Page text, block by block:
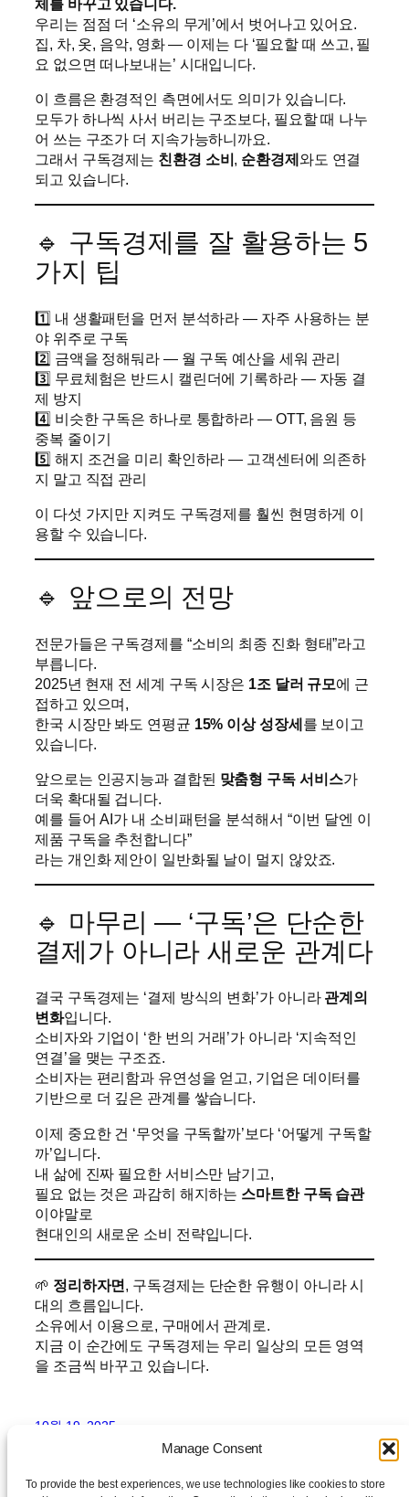
Manage Consent
To provide the best experiences, we use technologies like cookies to store
체를 바꾸고 있습니다.
우리는 점점 더 ‘소유의 무게’에서 벗어나고 있어요.
집, 차, 옷, 음악, 영화 — 이제는 다 ‘필요할 때 쓰고, 필
요 없으면 떠나보내는’ 시대입니다.
이 흐름은 환경적인 측면에서도 의미가 있습니다.
모두가 하나씩 사서 버리는 구조보다, 필요할 때 나누
어 쓰는 구조가 더 지속가능하니까요.
그래서 구독경제는 친환경 소비, 순환경제와도 연결
되고 있습니다.
🔹 구독경제를 잘 활용하는 5
가지 팁
1️⃣ 내 생활패턴을 먼저 분석하라 — 자주 사용하는 분
야 위주로 구독
2️⃣ 금액을 정해둬라 — 월 구독 예산을 세워 관리
3️⃣ 무료체험은 반드시 캘린더에 기록하라 — 자동 결
제 방지
4️⃣ 비슷한 구독은 하나로 통합하라 — OTT, 음원 등
중복 줄이기
5️⃣ 해지 조건을 미리 확인하라 — 고객센터에 의존하
지 말고 직접 관리
이 다섯 가지만 지켜도 구독경제를 훨씬 현명하게 이
용할 수 있습니다.
🔹 앞으로의 전망
전문가들은 구독경제를 “소비의 최종 진화 형태”라고
부릅니다.
2025년 현재 전 세계 구독 시장은 1조 달러 규모에 근
접하고 있으며,
한국 시장만 봐도 연평균 15% 이상 성장세를 보이고
있습니다.
앞으로는 인공지능과 결합된 맞춤형 구독 서비스가
더욱 확대될 겁니다.
예를 들어 AI가 내 소비패턴을 분석해서 “이번 달엔 이
제품 구독을 추천합니다”
라는 개인화 제안이 일반화될 날이 멀지 않았죠.
🔹 마무리 — ‘구독’은 단순한
결제가 아니라 새로운 관계다
결국 구독경제는 ‘결제 방식의 변화’가 아니라 관계의
변화입니다.
소비자와 기업이 ‘한 번의 거래’가 아니라 ‘지속적인
연결’을 맺는 구조죠.
소비자는 편리함과 유연성을 얻고, 기업은 데이터를
기반으로 더 깊은 관계를 쌓습니다.
이제 중요한 건 ‘무엇을 구독할까’보다 ‘어떻게 구독할
까’입니다.
내 삶에 진짜 필요한 서비스만 남기고,
필요 없는 것은 과감히 해지하는 스마트한 구독 습관
이야말로
현대인의 새로운 소비 전략입니다.
🌱 정리하자면, 구독경제는 단순한 유행이 아니라 시
대의 흐름입니다.
소유에서 이용으로, 구매에서 관계로.
지금 이 순간에도 구독경제는 우리 일상의 모든 영역
을 조금씩 바꾸고 있습니다.
10월 19, 2025